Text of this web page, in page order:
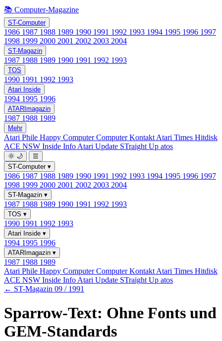
📚 Computer-Magazine
ST-Computer
1986 1987 1988 1989 1990 1991 1992 1993 1994 1995 1996 1997
1998 1999 2000 2001 2002 2003 2004
ST-Magazin
1987 1988 1989 1990 1991 1992 1993
TOS
1990 1991 1992 1993
Atari Inside
1994 1995 1996
ATARImagazin
1987 1988 1989
Mehr
Atari Phile Happy ComputerComputer Kontakt Atari Times Hitdisk
ACE NSW Inside Info Atari Update STraight Up atos
🌞 🌙
☰
ST-Computer ▾
1986 1987 1988 1989 1990 1991 1992 1993 1994 1995 1996 1997
1998 1999 2000 2001 2002 2003 2004
ST-Magazin ▾
1987 1988 1989 1990 1991 1992 1993
TOS ▾
1990 1991 1992 1993
Atari Inside ▾
1994 1995 1996
ATARImagazin ▾
1987 1988 1989
Atari Phile Happy ComputerComputer Kontakt Atari Times Hitdisk
ACE NSW Inside Info Atari Update STraight Up atos
← ST-Magazin 09 / 1991
Sparrow-Text: Ohne Fonts und
GEM-Standards